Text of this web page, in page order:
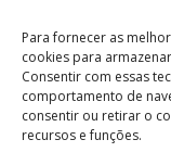
Para fornecer as
cookies para
Consentir com essas
comportamento de
consentir ou retirar o
recursos e funções.